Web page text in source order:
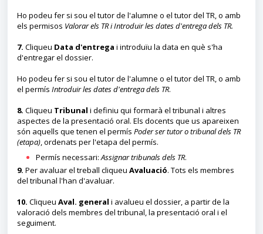
Ho podeu fer si sou el tutor de l'alumne o el tutor del TR, o amb
els permisos Valorar els TRiIntroduir les dates d'entrega dels TR.
7. Cliqueu Data d'entrega i introduïu la data en què s'ha
d'entregar el dossier.
Ho podeu fer si sou el tutor de l'alumne o el tutor del TR, o amb
el permís Introduir les dates d'entrega dels TR.
8. Cliqueu Tribunal i definiu qui formarà el tribunal i altres
aspectes de la presentació oral. Els docents que us apareixen
són aquells que tenen el permís Poder ser tutor o tribunal dels TR
(etapa), ordenats per l'etapa del permís.
Permís necessari:Assignar tribunals dels TR.
9. Per avaluar el treball cliqueu Avaluació. Tots els membres
del tribunal l'han d'avaluar.
10. Cliqueu Aval. general i avalueu el dossier, a partir de la
valoració dels membres del tribunal, la presentació oral i el
seguiment.